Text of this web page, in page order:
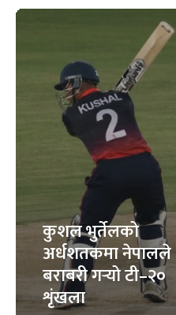
कुशल भुर्तेलको
अर्धशतकमा नेपालले
बराबरी गर्‍यो टी–२०
शृंखला